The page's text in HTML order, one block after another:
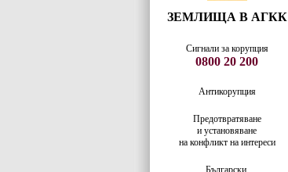
ЗЕМЛИЩА В АГКК
Сигнали за корупция
0800 20 200
Антикорупция
Предотвратяване
и установяване
на конфликт на интереси
Български